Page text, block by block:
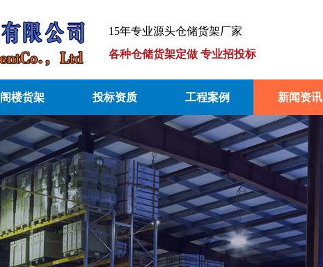
15年专业源头仓储货架厂家
各种仓储货架定做 专业招投标
阁楼货架 投标资质 工程案例 新闻资讯